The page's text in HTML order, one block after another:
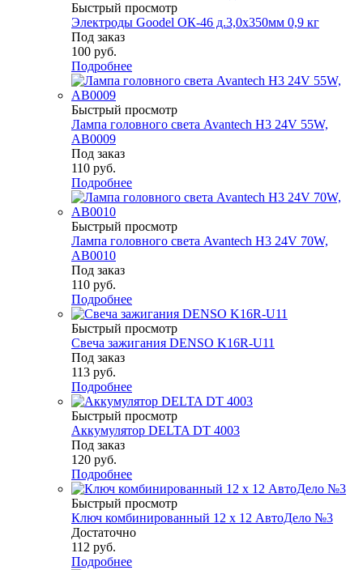
Быстрый просмотр
Электроды Goodel ОК-46 д.3,0х350мм 0,9 кг
Под заказ
100 руб.
Подробнее
Быстрый просмотр
Лампа головного света Avantech H3 24V 55W,
AB0009
Под заказ
110 руб.
Подробнее
Быстрый просмотр
Лампа головного света Avantech H3 24V 70W,
AB0010
Под заказ
110 руб.
Подробнее
Быстрый просмотр
Свеча зажигания DENSO K16R-U11
Под заказ
113 руб.
Подробнее
Быстрый просмотр
Аккумулятор DELTA DT 4003
Под заказ
120 руб.
Подробнее
Быстрый просмотр
Ключ комбинированный 12 х 12 АвтоДело №3
Достаточно
112 руб.
Подробнее